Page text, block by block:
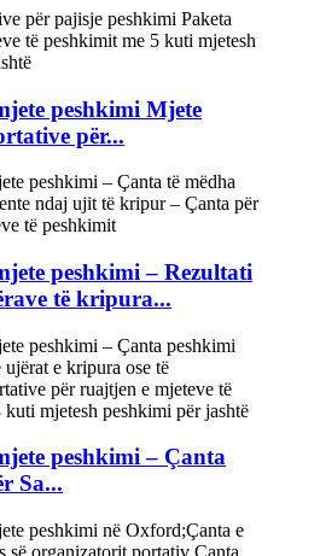
peshkimi Mjete
për...
peshkimi – Rezultati
të kripura...
peshkimi – Çanta
Sa...